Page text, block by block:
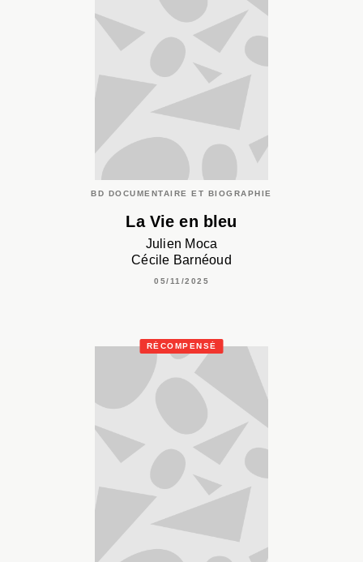
BD DOCUMENTAIRE ET BIOGRAPHIE
La Vie en bleu
Julien Moca
Cécile Barnéoud
05/11/2025
RÉCOMPENSÉ